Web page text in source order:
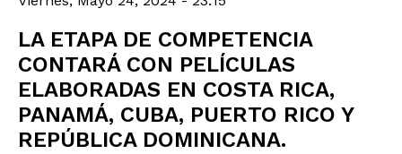
LA ETAPA DE COMPETENCIA
CONTARÁ CON PELÍCULAS
ELABORADAS EN COSTA RICA,
PANAMÁ, CUBA, PUERTO RICO Y
REPÚBLICA DOMINICANA.